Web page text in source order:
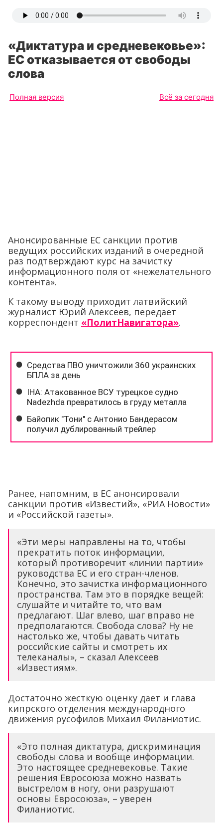
«Диктатура и средневековье»:
ЕС отказывается от свободы
слова
Полная версия Всё за сегодня
Анонсированные ЕС санкции против
ведущих российских изданий в очередной
раз подтверждают курс на зачистку
информационного поля от «нежелательного
контента».
К такому выводу приходит латвийский
журналист Юрий Алексеев, передает
корреспондент «ПолитНавигатора».
Ранее, напомним, в ЕС анонсировали
санкции против «Известий», «РИА Новости»
и «Российской газеты».
«Эти меры направлены на то, чтобы
прекратить поток информации,
который противоречит «линии партии»
руководства ЕС и его стран-членов.
Конечно, это зачистка информационного
пространства. Там это в порядке вещей:
слушайте и читайте то, что вам
предлагают. Шаг влево, шаг вправо не
предполагаются. Свобода слова? Ну не
настолько же, чтобы давать читать
российские сайты и смотреть их
телеканалы», – сказал Алексеев
«Известиям».
Достаточно жесткую оценку дает и глава
кипрского отделения международного
движения русофилов Михаил Филаниотис.
«Это полная диктатура, дискриминация
свободы слова и вообще информации.
Это настоящее средневековье. Такие
решения Евросоюза можно назвать
выстрелом в ногу, они разрушают
основы Евросоюза», – уверен
Филаниотис.